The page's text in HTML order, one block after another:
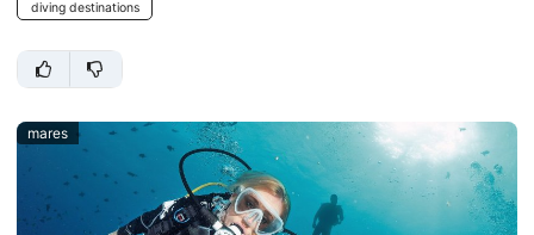
diving destinations
mares